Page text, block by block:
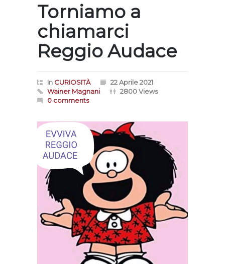
Torniamo a
chiamarci
Reggio Audace
In CURIOSITÀ
22 Aprile 2021
Wainer Magnani
2800 Views
0 comments